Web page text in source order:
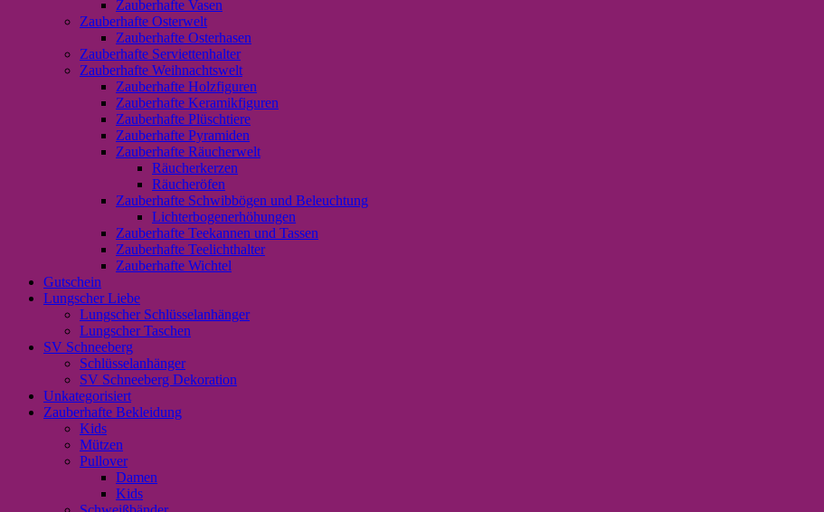
Zauberhafte Vasen
Zauberhafte Osterwelt
Zauberhafte Osterhasen
Zauberhafte Serviettenhalter
Zauberhafte Weihnachtswelt
Zauberhafte Holzfiguren
Zauberhafte Keramikfiguren
Zauberhafte Plüschtiere
Zauberhafte Pyramiden
Zauberhafte Räucherwelt
Räucherkerzen
Räucheröfen
Zauberhafte Schwibbögen und Beleuchtung
Lichterbogenerhöhungen
Zauberhafte Teekannen und Tassen
Zauberhafte Teelichthalter
Zauberhafte Wichtel
Gutschein
Lungscher Liebe
Lungscher Schlüsselanhänger
Lungscher Taschen
SV Schneeberg
Schlüsselanhänger
SV Schneeberg Dekoration
Unkategorisiert
Zauberhafte Bekleidung
Kids
Mützen
Pullover
Damen
Kids